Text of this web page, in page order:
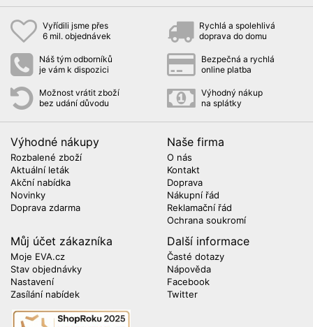
Vyřídili jsme přes
6 mil. objednávek
Rychlá a spolehlivá
doprava do domu
Náš tým odborníků
je vám k dispozici
Bezpečná a rychlá
online platba
Možnost vrátit zboží
bez udání důvodu
Výhodný nákup
na splátky
Výhodné nákupy
Rozbalené zboží
Aktuální leták
Akční nabídka
Novinky
Doprava zdarma
Naše firma
O nás
Kontakt
Doprava
Nákupní řád
Reklamační řád
Ochrana soukromí
Můj účet zákazníka
Moje EVA.cz
Stav objednávky
Nastavení
Zasílání nabídek
Další informace
Časté dotazy
Nápověda
Facebook
Twitter